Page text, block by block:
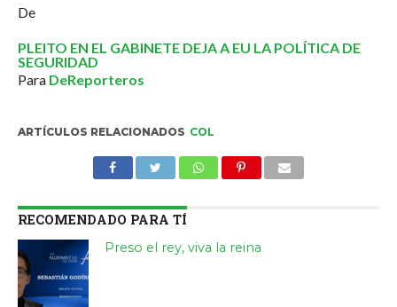
De
PLEITO EN EL GABINETE DEJA A EU LA POLÍTICA DE
SEGURIDAD
Para DeReporteros
ARTÍCULOS RELACIONADOS COL
RECOMENDADO PARA TÍ
Preso el rey, viva la reina